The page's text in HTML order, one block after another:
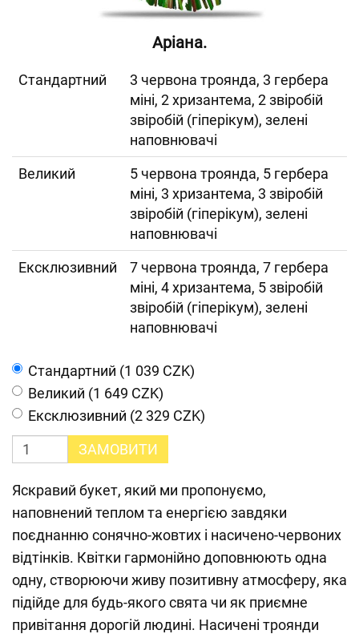
Аріана.
Cтандартний
3 червона троянда, 3 гербера
міні, 2 хризантема, 2 звіробій
звіробій (гіперікум), зелені
наповнювачі
Великий
5 червона троянда, 5 гербера
міні, 3 хризантема, 3 звіробій
звіробій (гіперікум), зелені
наповнювачі
Ексклюзивний
7 червона троянда, 7 гербера
міні, 4 хризантема, 5 звіробій
звіробій (гіперікум), зелені
наповнювачі
Cтандартний (1 039 CZK)
Великий (1 649 CZK)
Ексклюзивний (2 329 CZK)
ЗАМОВИТИ
Яскравий букет, який ми пропонуємо,
наповнений теплом та енергією завдяки
поєднанню сонячно-жовтих і насичено-червоних
відтінків. Квітки гармонійно доповнюють одна
одну, створюючи живу позитивну атмосферу, яка
підійде для будь-якого свята чи як приємне
привітання дорогій людині. Насичені троянди